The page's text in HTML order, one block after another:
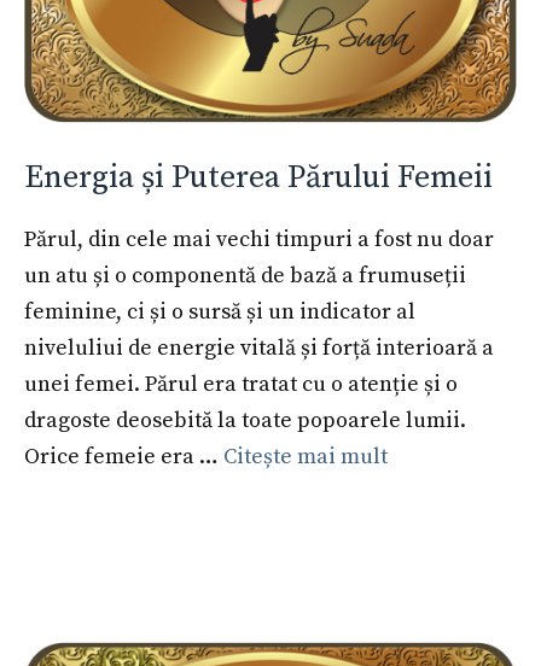
Energia și Puterea Părului Femeii
Părul, din cele mai vechi timpuri a fost nu doar
un atu și o componentă de bază a frumuseții
feminine, ci și o sursă și un indicator al
niveluliui de energie vitală și forță interioară a
unei femei. Părul era tratat cu o atenție și o
dragoste deosebită la toate popoarele lumii.
Orice femeie era … Citește mai mult